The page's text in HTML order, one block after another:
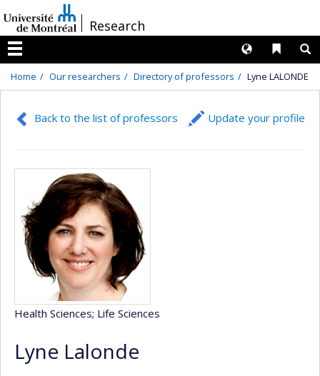
au
contenu
/Research
Menu
Liens
Langues
Home Our researchers Directory of professors Lyne LALONDE
Back to the list of professors Update your profile
Health Sciences; Life Sciences
Lyne Lalonde